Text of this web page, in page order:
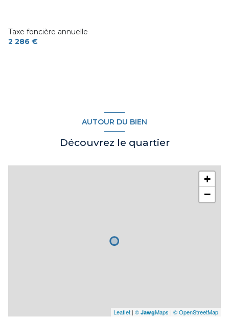
Taxe foncière annuelle
2 286 €
AUTOUR DU BIEN
Découvrez le quartier
+
−
Leaflet | © JawgMaps | © OpenStreetMap